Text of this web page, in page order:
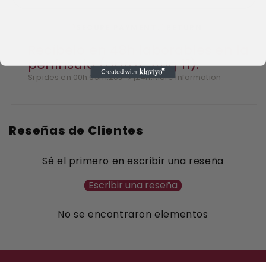
península (aprox. Aug 11).
Si pides en 00h:05m:20s → ¡24h!More information
Reseñas de Clientes
Sé el primero en escribir una reseña
Escribir una reseña
No se encontraron elementos